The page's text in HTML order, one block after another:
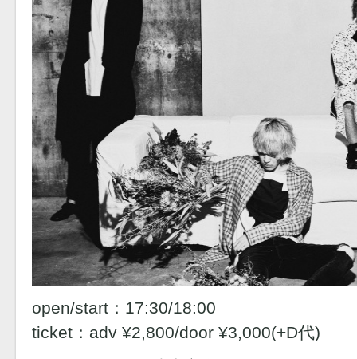
open/start：17:30/18:00
ticket：adv ¥2,800/door ¥3,000(+D代)